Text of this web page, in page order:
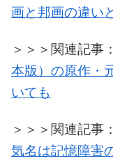
画と邦画の違い
＞＞＞関連記事：
本版）の原作・
いても
＞＞＞関連記事：
気名は記憶障害